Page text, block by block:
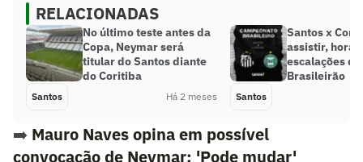
RELACIONADAS
No último teste antes da
Copa, Neymar será
titular do Santos diante
do Coritiba
Santos Há 2 meses
Santos x
assistir,
escalações
Brasileirão
Santos
➡️ Mauro Naves opina em possível
convocação de Neymar: 'Pode mudar'